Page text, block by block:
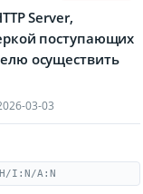
Server,
поступающих
осуществить
03-03
I:N/A:N